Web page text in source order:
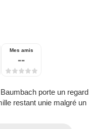
Mes amis
--
porte un regard
restant unie malgré un